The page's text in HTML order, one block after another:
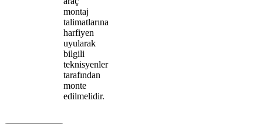
montaj
talimatlarına
harfiyen
uyularak
bilgili
teknisyenler
tarafından
monte
edilmelidir.